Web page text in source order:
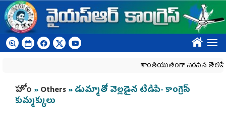
Skip to main content
????
శాంతియుతంగా నిరసన తెలిపే
You are here
హోం »Others» డు‌మ్మాతో వెల్లడైన టిడిపి- కాంగ్రెస్
కుమ్మక్కులు